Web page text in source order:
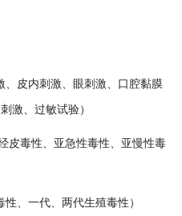
、皮内刺激、眼刺激、口腔黏膜
激、过敏试验）
皮毒性、亚急性毒性、亚慢性毒
、一代、两代生殖毒性）